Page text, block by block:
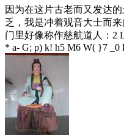
因为在这片古老而又发达
乏，我是冲着观音大士而
门里好像称作慈航道人： 2
* a- G; p) k! h5 M6 W( }7 _0